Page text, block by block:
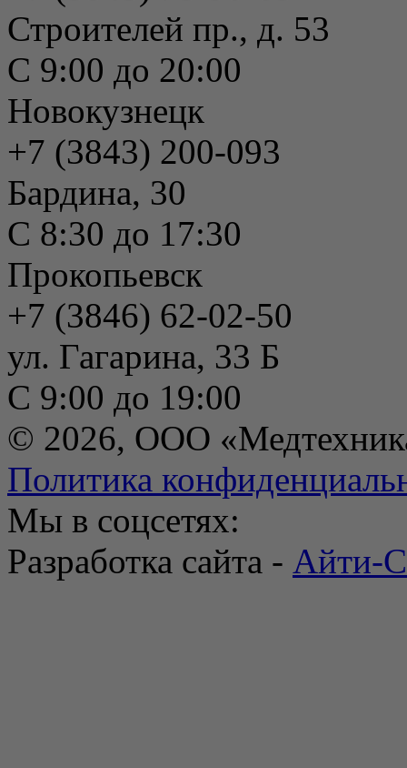
Строителей пр., д. 53
С 9:00 до 20:00
Новокузнецк
+7 (3843) 200-093
Бардина, 30
С 8:30 до 17:30
Прокопьевск
+7 (3846) 62-02-50
ул. Гагарина, 33 Б
С 9:00 до 19:00
© 2026, ООО
Политика
Мы в соцсетях:
Разработка сайта - Айти-